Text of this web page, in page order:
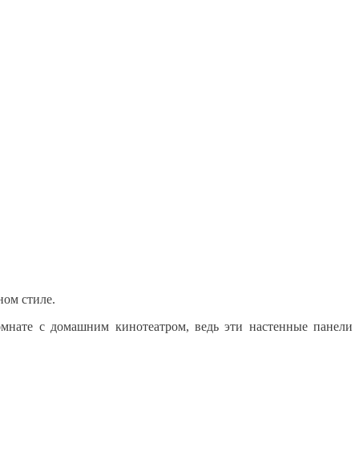
стиле.
с домашним кинотеатром, ведь эти настенные панели